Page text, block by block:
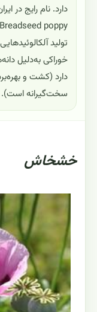
تولید
خوراکی به‌دلیل
دارد (کشت و
سخت‌گیرانه است).
خشخاش